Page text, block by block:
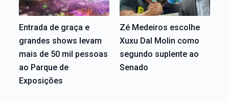
Entrada de graça e
grandes shows levam
mais de 50 mil pessoas
ao Parque de
Exposições
Zé Medeiros escolhe
Xuxu Dal Molin como
segundo suplente ao
Senado